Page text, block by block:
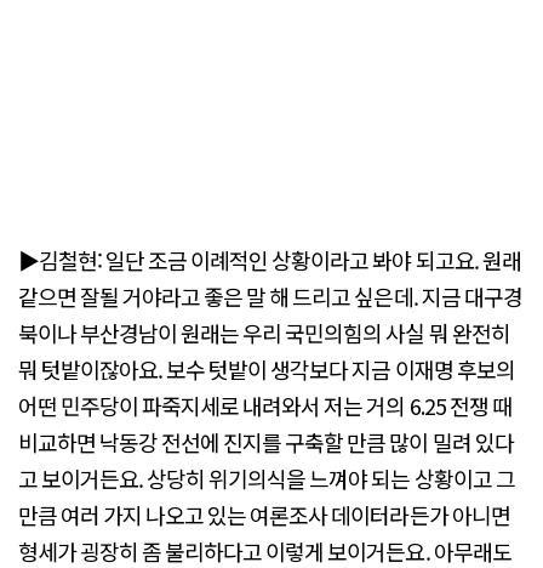
▶김철현: 일단 조금 이례적인 상황이라고 봐야 되고요. 원래
같으면 잘될 거야라고 좋은 말 해 드리고 싶은데. 지금 대구경
북이나 부산경남이 원래는 우리 국민의힘의 사실 뭐 완전히
뭐 텃밭이잖아요. 보수 텃밭이 생각보다 지금 이재명 후보의
어떤 민주당이 파죽지세로 내려와서 저는 거의 6.25 전쟁 때
비교하면 낙동강 전선에 진지를 구축할 만큼 많이 밀려 있다
고 보이거든요. 상당히 위기의식을 느껴야 되는 상황이고 그
만큼 여러 가지 나오고 있는 여론조사 데이터라든가 아니면
형세가 굉장히 좀 불리하다고 이렇게 보이거든요. 아무래도